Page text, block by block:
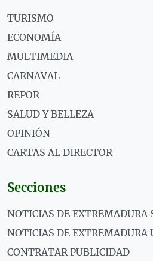
TURISMO
ECONOMÍA
MULTIMEDIA
CARNAVAL
REPOR
SALUD Y BELLEZA
OPINIÓN
CARTAS AL DIRECTOR
Secciones
NOTICIAS DE EXTREMADURA
NOTICIAS DE EXTREMADURA
CONTRATAR PUBLICIDAD